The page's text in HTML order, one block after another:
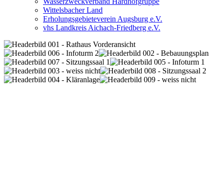
Wittelsbacher Land
Erholungsgebieteverein Augsburg e.V.
vhs Landkreis Aichach-Friedberg e.V.